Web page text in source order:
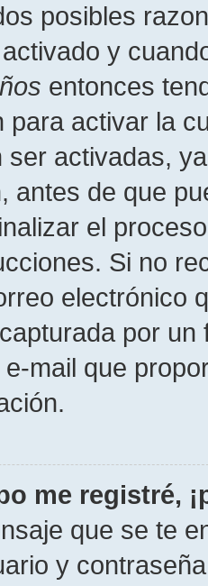
posibles
y
entonces
para activar la
ser activadas,
antes de que
el
Si no
electrónico
por
mail que
me registré,
que se te
y